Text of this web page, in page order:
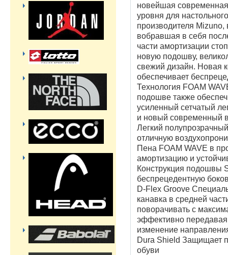
новейшая
уровня для
производителя
вобравшая в себя
части амортизации
новую подошву,
свежий дизайн. Новая
обеспечивает
Технология FOAM
подошве также
усиленный сетчатый
и новый современный
Легкий
отличную
Пена FOAM WAVE в
амортизацию и
Конструкция подошвы
беспрецедентную
D-Flex Groove
канавка в средней
поворачивать с
эффективно
изменение
Dura Shield Защищает
обуви